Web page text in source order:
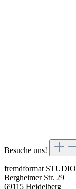
Besuche uns!
fremdformat STUDIO
Bergheimer Str. 29
69115 Heidelberg